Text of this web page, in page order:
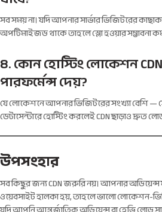
সব সময় না। যদি আপনার সার্ভার ভিজিটরের
অপটিমাইজড থাকে তাহলে স্লো হওয়ার সম্ভাবনা
৪. কোন হোস্টিং লোকেশন
পারফর্মেন্স দেয়?
যে লোকেশনে আপনার ভিজিটরের সংখ্যা বেশি —
ডেটাসেন্টারে হোস্টিং করলেই CDN ছাড়াও দ্রুত
উপসংহার
সব কিছুর জন্য CDN জরুরি নয়। আপনার
ওয়েবসাইট হালকা হয়, তাহলে ভালো লোকেশন-